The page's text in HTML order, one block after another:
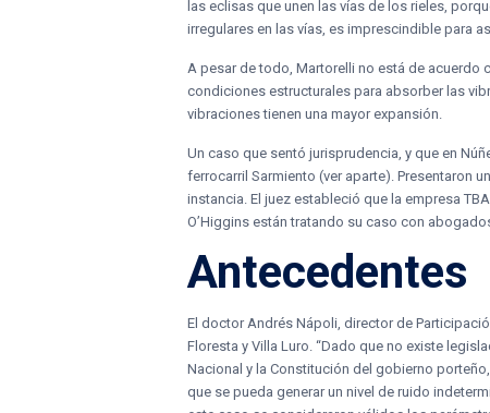
las eclisas que unen las vías de los rieles,
irregulares en las vías, es imprescindible para
A pesar de todo, Martorelli no está de acuerdo
condiciones estructurales para absorber las
vibraciones tienen una mayor expansión.
Un caso que sentó jurisprudencia, y que en
ferrocarril Sarmiento (ver aparte). Presentaron
instancia. El juez estableció que la empresa
O’Higgins están tratando su caso con
Antecedentes
El doctor Andrés Nápoli, director de
Floresta y Villa Luro. “Dado que no existe
Nacional y la Constitución del gobierno
que se pueda generar un nivel de ruido